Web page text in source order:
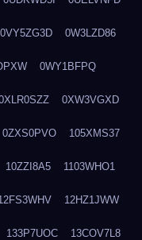
0VY5ZG3D 0W3LZD86
0WY1BFPQ
0XW3VGXD
0ZXS0PVO 105XMS37
10ZZI8A5 1103WHO1
12HZ1JWW
133P7UOC 13COV7L8